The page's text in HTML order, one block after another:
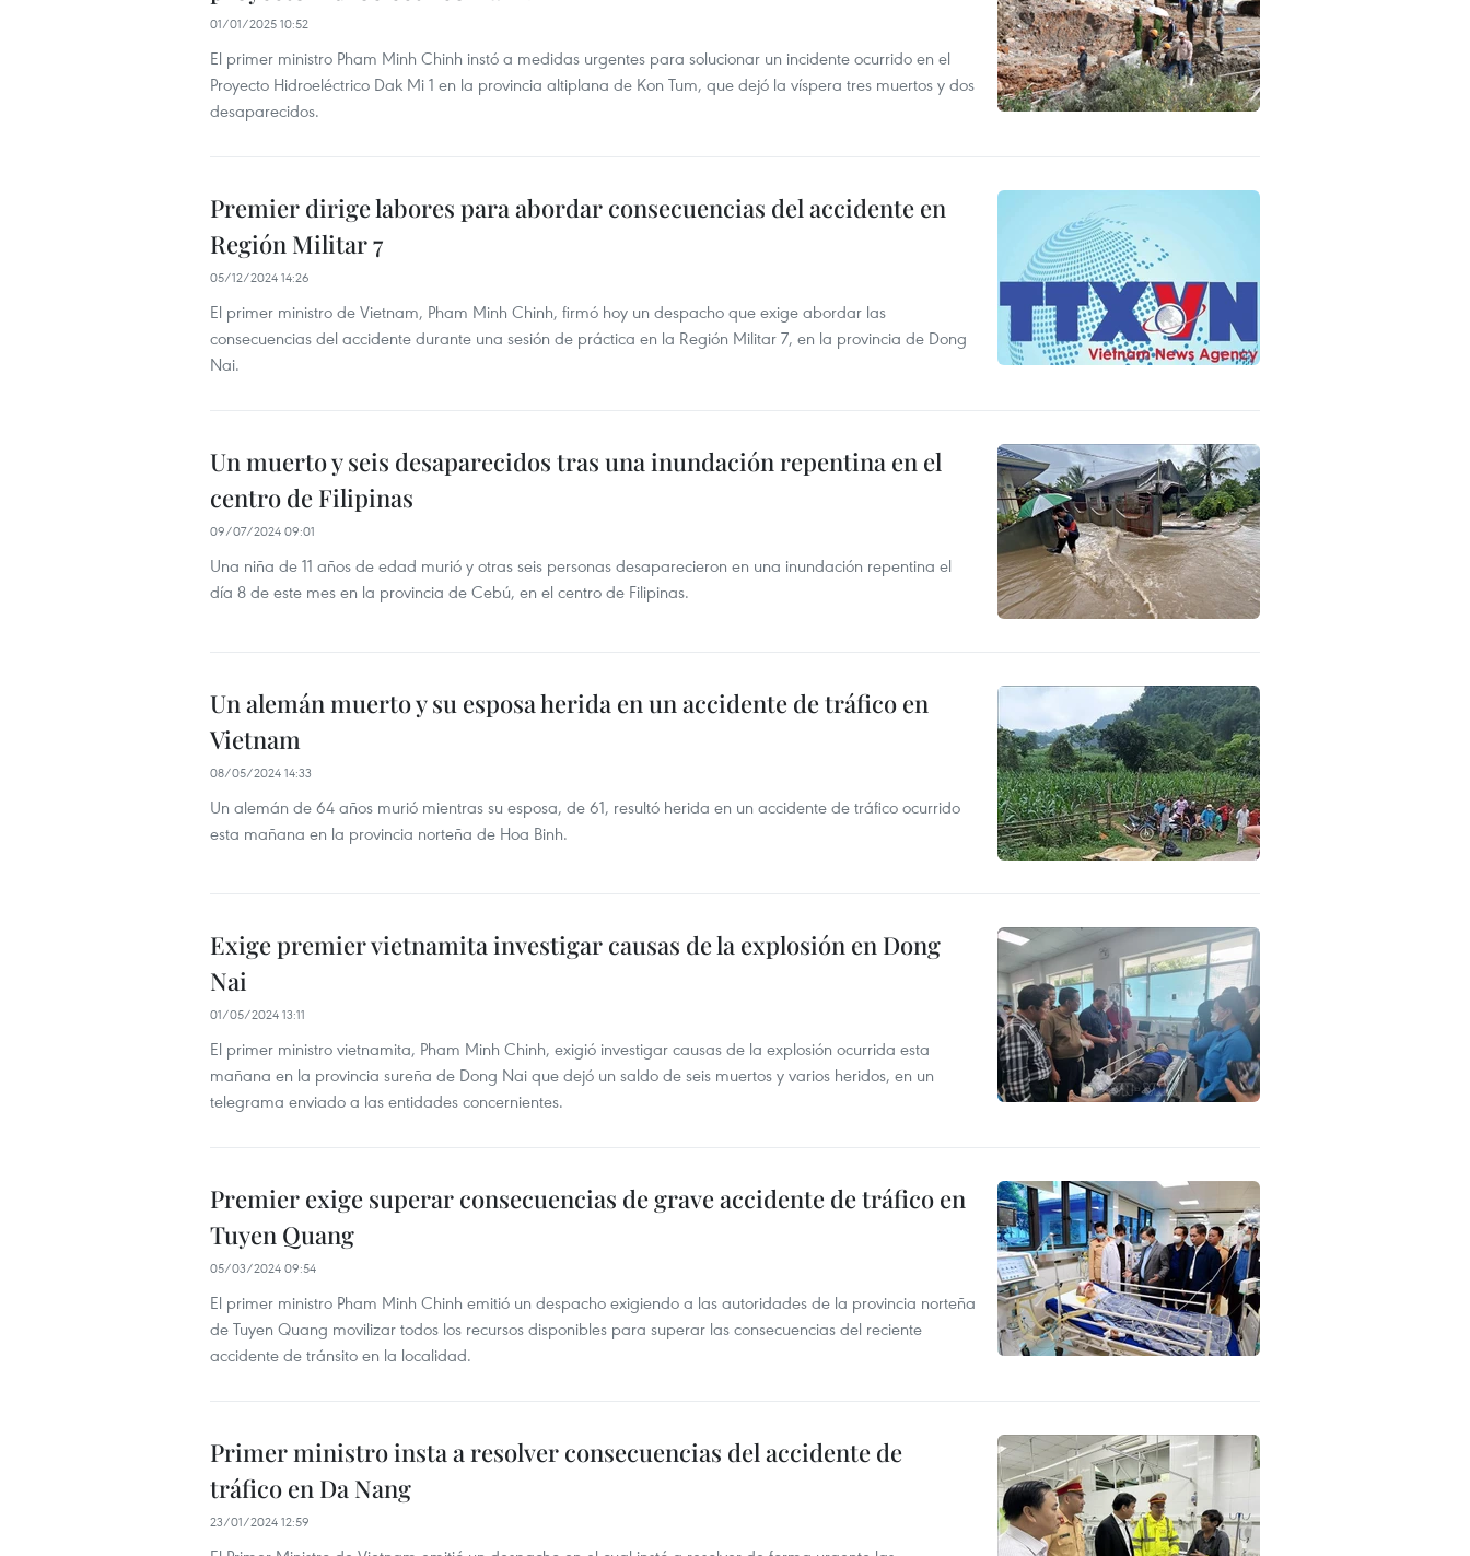
01/01/2025 10:52
El primer ministro Pham Minh Chinh instó a medidas urgentes para solucionar un incidente ocurrido en el
Proyecto Hidroeléctrico Dak Mi 1 en la provincia altiplana de Kon Tum, que dejó la víspera tres muertos y dos
desaparecidos.
Premier dirige labores para abordar consecuencias del accidente en
Región Militar 7
05/12/2024 14:26
El primer ministro de Vietnam, Pham Minh Chinh, firmó hoy un despacho que exige abordar las
consecuencias del accidente durante una sesión de práctica en la Región Militar 7, en la provincia de Dong
Nai.
Un muerto y seis desaparecidos tras una inundación repentina en el
centro de Filipinas
09/07/2024 09:01
Una niña de 11 años de edad murió y otras seis personas desaparecieron en una inundación repentina el
día 8 de este mes en la provincia de Cebú, en el centro de Filipinas.
Un alemán muerto y su esposa herida en un accidente de tráfico en
Vietnam
08/05/2024 14:33
Un alemán de 64 años murió mientras su esposa, de 61, resultó herida en un accidente de tráfico ocurrido
esta mañana en la provincia norteña de Hoa Binh.
Exige premier vietnamita investigar causas de la explosión en Dong
Nai
01/05/2024 13:11
El primer ministro vietnamita, Pham Minh Chinh, exigió investigar causas de la explosión ocurrida esta
mañana en la provincia sureña de Dong Nai que dejó un saldo de seis muertos y varios heridos, en un
telegrama enviado a las entidades concernientes.
Premier exige superar consecuencias de grave accidente de tráfico en
Tuyen Quang
05/03/2024 09:54
El primer ministro Pham Minh Chinh emitió un despacho exigiendo a las autoridades de la provincia norteña
de Tuyen Quang movilizar todos los recursos disponibles para superar las consecuencias del reciente
accidente de tránsito en la localidad.
Primer ministro insta a resolver consecuencias del accidente de
tráfico en Da Nang
23/01/2024 12:59